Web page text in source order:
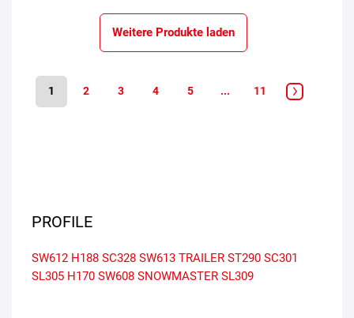
Weitere Produkte laden
1 2 3 4 5 ... 11
PROFILE
SW612 H188 SC328 SW613 TRAILER ST290 SC301
SL305 H170 SW608 SNOWMASTER SL309